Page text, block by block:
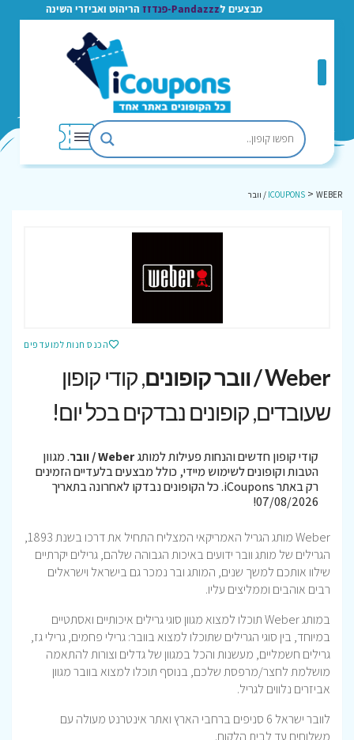
מבצעים לPandazzz-פנדזז הריהוט ואביזרי השינה
ICOUPONS > WEBER / וובר
הכנס חנות למועדפים
Weber / וובר קופונים
, קודי קופון
שעובדים, קופונים נבדקים בכל יום!
קודי קופון חדשים והנחות פעילות למותגWeber / וובר
. מגוון
הטבות וקופונים לשימוש מיידי, כולל מבצעים בלעדיים הזמינים
רק באתר iCoupons. כל הקופונים נבדקו לאחרונה בתאריך
07/08/2026!
Weber מותג הגריל האמריקאי המצליח התחיל את דרכו בשנת 1893,
הגרילים של מותג וובר ידועים באיכות הגבוהה שלהם, גרילים יקרתיים
שילוו אותכם למשך שנים, המותג ובר נמכר גם בישראל וישראלים
רבים אוהבים וממליצים עליו.
במותג Weber תוכלו למצוא מגוון סוגי גרילים איכותיים ואסתטיים
במיוחד, בין סוגי הגרילים שתוכלו למצוא בוובר: גרילי פחמים, גרילי גז,
גרילים חשמליים, מעשנות והכל במגוון של גדלים וצורות להתאמה
מושלמת לחצר/מרפסת שלכם, בנוסף תוכלו למצוא בוובר מגוון
אביזרים נלווים לגריל.
לוובר ישראל 6 סניפים ברחבי הארץ ואתר אינטרנט מעולה עם
משלוחים עד לבית הלקוח.